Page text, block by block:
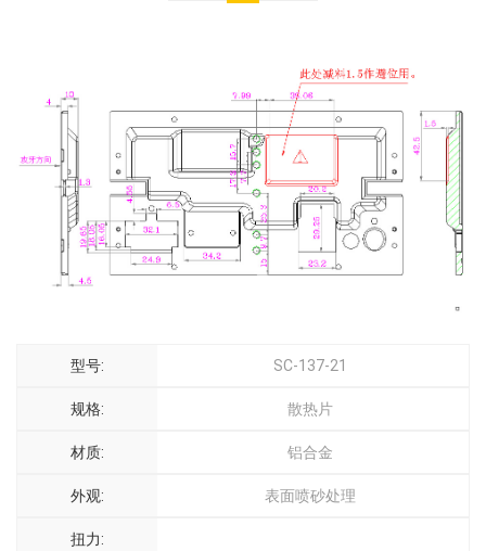
型号: SC-137-21
规格: 散热片
材质: 铝合金
外观: 表面喷砂处理
扭力: